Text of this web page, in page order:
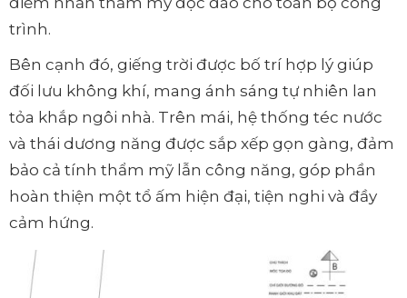
trình.
Bên cạnh đó, giếng trời được bố trí hợp lý giúp
đối lưu không khí, mang ánh sáng tự nhiên lan
tỏa khắp ngôi nhà. Trên mái, hệ thống téc nước
và thái dương năng được sắp xếp gọn gàng, đảm
bảo cả tính thẩm mỹ lẫn công năng, góp phần
hoàn thiện một tổ ấm hiện đại, tiện nghi và đầy
cảm hứng.